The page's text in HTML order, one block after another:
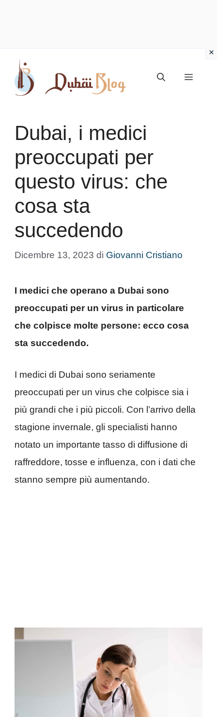
contenuto
Menu
Dubai, i medici
preoccupati per
questo virus: che
cosa sta
succedendo
Dicembre 13, 2023 di Giovanni Cristiano
I medici che operano a Dubai sono
preoccupati per un virus in particolare
che colpisce molte persone: ecco cosa
sta succedendo.
I medici di Dubai sono seriamente
preoccupati per un virus che colpisce sia i
più grandi che i più piccoli. Con l’arrivo della
stagione invernale, gli specialisti hanno
notato un importante tasso di diffusione di
raffreddore, tosse e influenza, con i dati che
stanno sempre più aumentando.